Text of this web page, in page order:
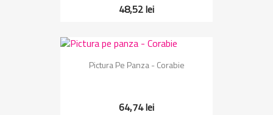
48,52 lei
Pictura Pe Panza - Corabie
64,74 lei